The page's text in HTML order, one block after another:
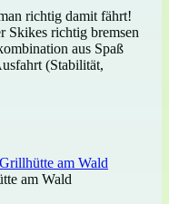
richtig damit fährt!
Skikes richtig bremsen
aus Spaß
(Stabilität,
am Wald
am Wald